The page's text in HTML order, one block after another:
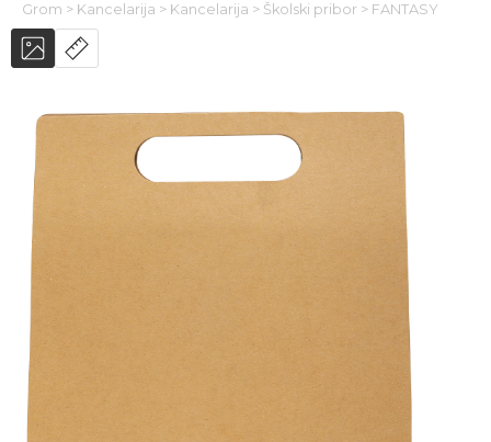
Grom > Kancelarija > Kancelarija > Školski pribor > FANTASY